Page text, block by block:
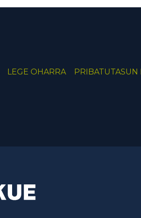
LEGE OHARRA PRIBATUTASUN